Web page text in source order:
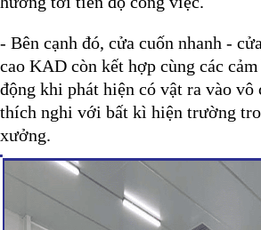
- Bên cạnh đó, cửa cuốn nhanh -
cao KAD còn kết hợp cùng các
động khi phát hiện có vật ra vào
thích nghi với bất kì hiện trường
xưởng.